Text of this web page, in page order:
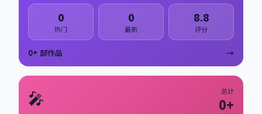
0
热门
0
最新
8.8
评分
0+ 部作品 →
🎤 总计
0+